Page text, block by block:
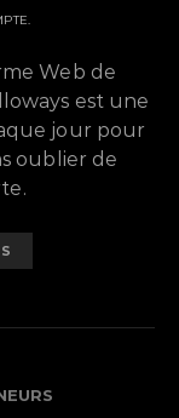
Web de
est une
jour pour
oublier de